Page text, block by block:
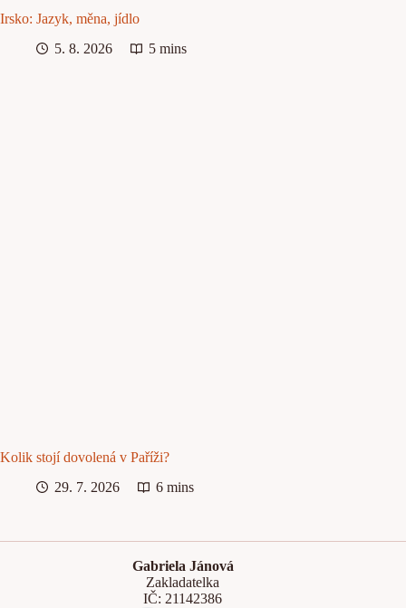
Irsko: Jazyk, měna, jídlo
5. 8. 2026
5 mins
Kolik stojí dovolená v Paříži?
29. 7. 2026
6 mins
Gabriela Jánová
Zakladatelka
IČ: 21142386